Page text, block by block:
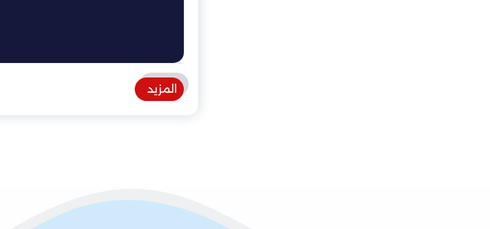
المزيد